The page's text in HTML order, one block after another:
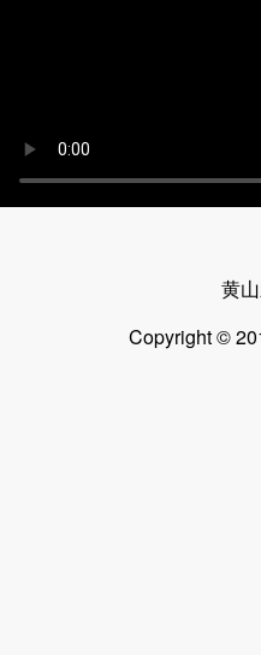
黄
Copyright ©